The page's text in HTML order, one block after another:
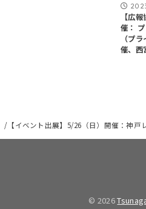
【広
催：
（プ
催、西
【イベント出展】5/26（日）開催：神戸
© 2026